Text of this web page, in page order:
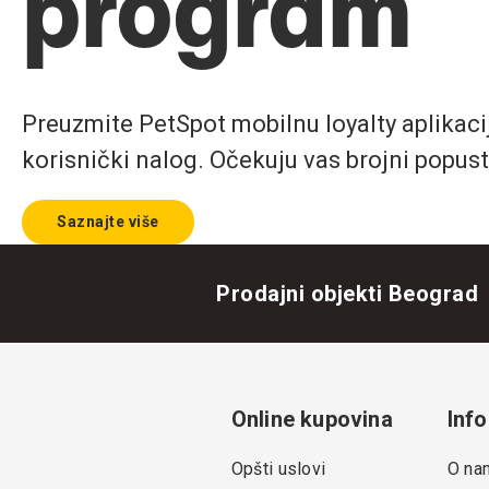
Preuzmite PetSpot mobilnu loyalty
korisnički nalog. Očekuju vas brojni
Saznajte više
Prodajni objekti Beograd
Online kupovina
Opšti uslovi
Info
O